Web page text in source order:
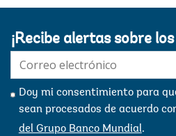
¡Recibe alertas sobre
mail:
Doy mi consentimiento para
sean procesados ​​de acuerdo
del Grupo Banco Mundial.